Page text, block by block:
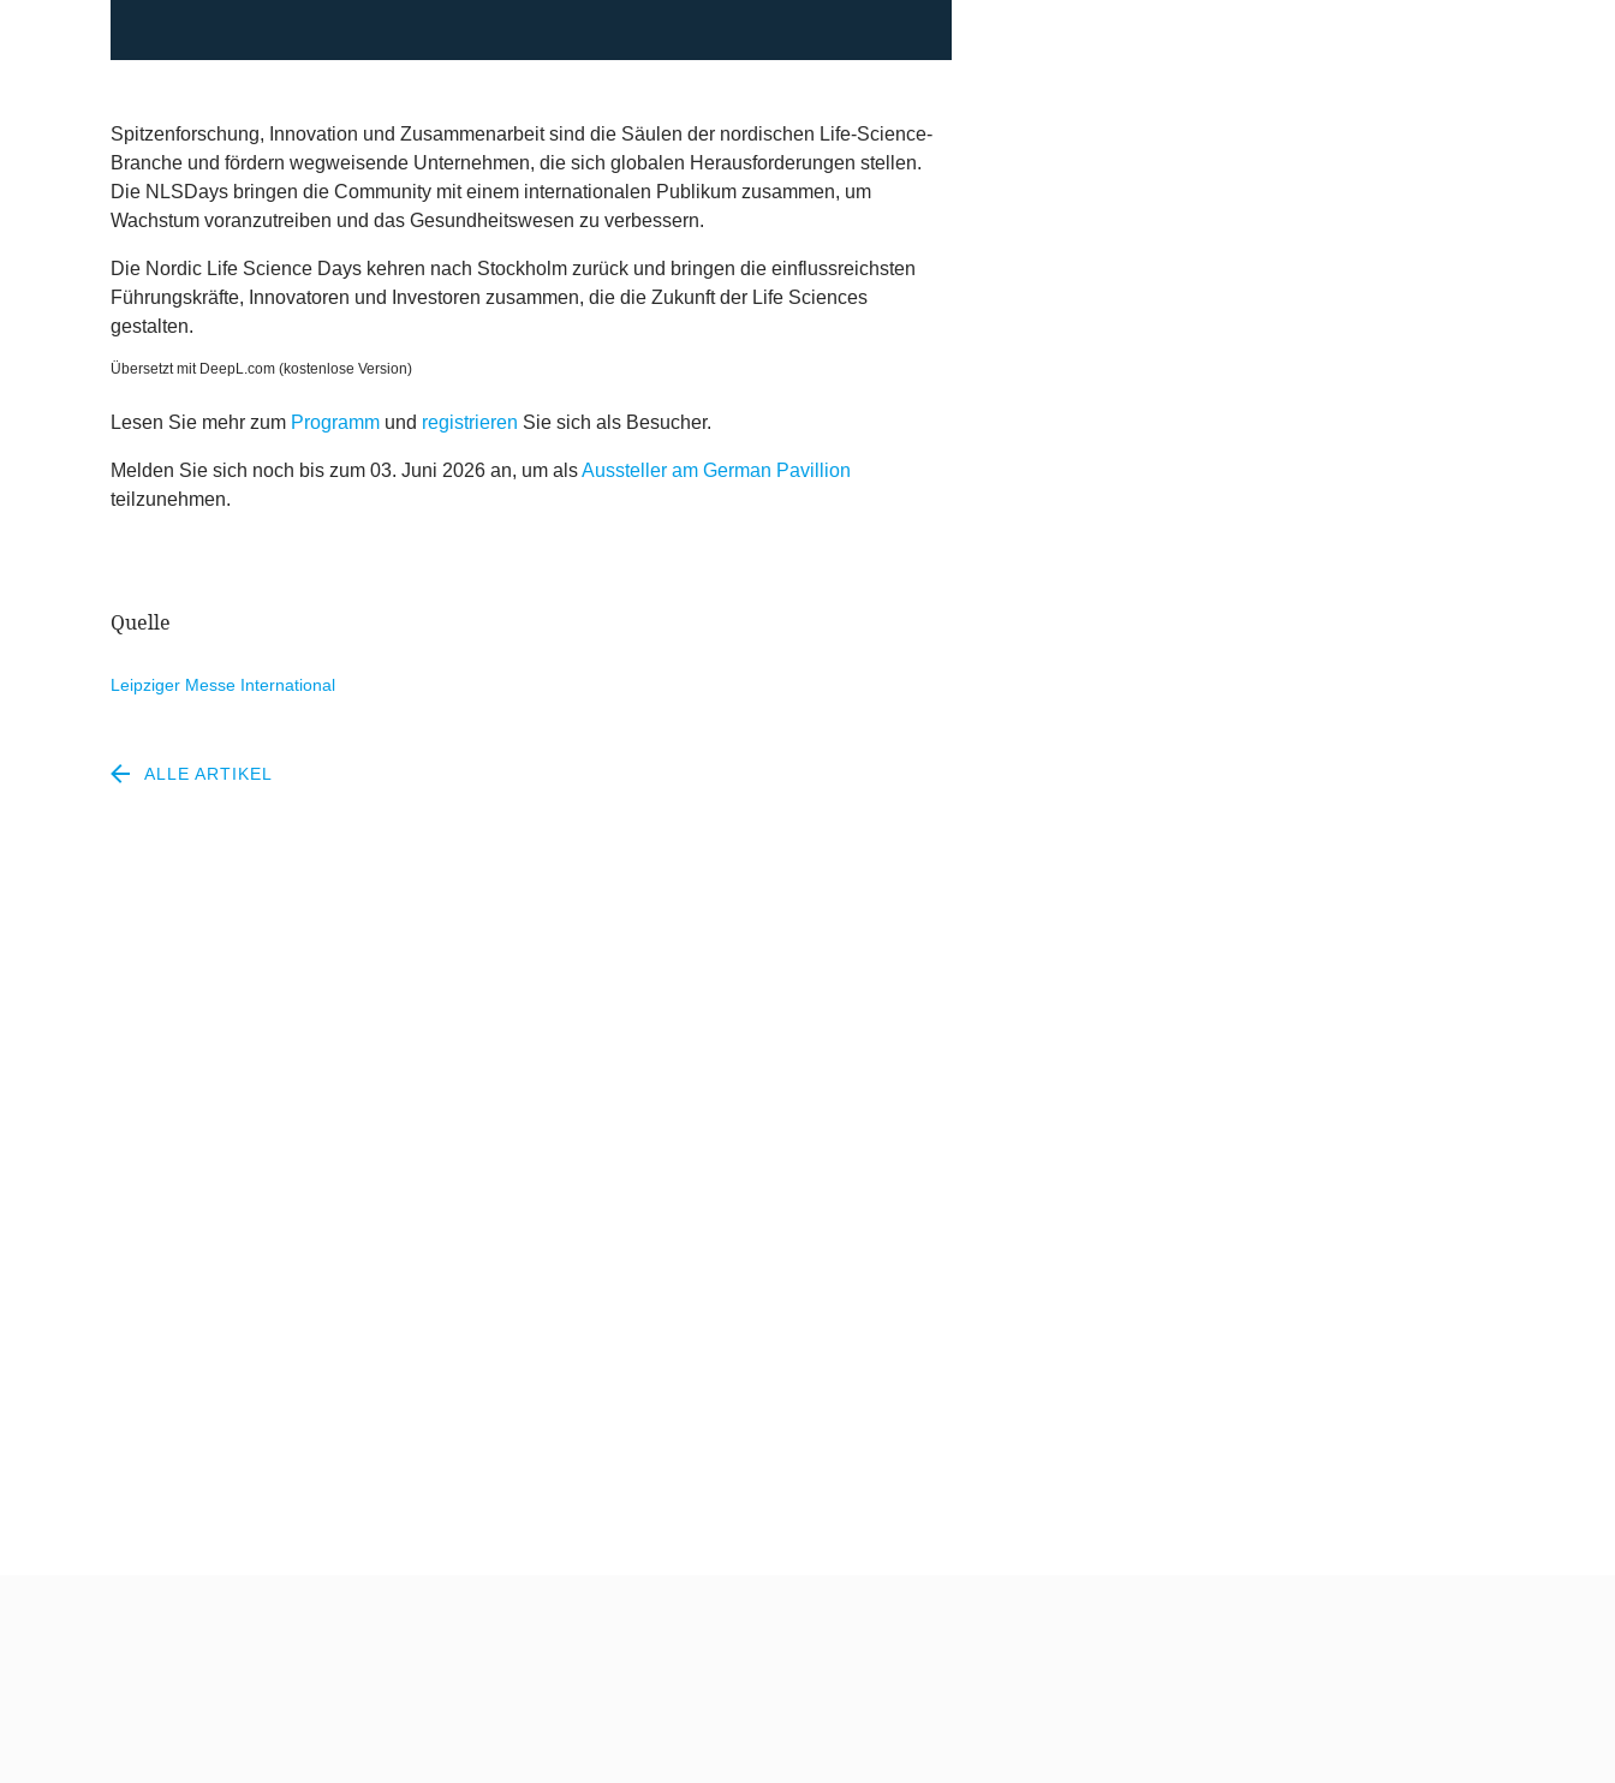
Spitzenforschung, Innovation und Zusammenarbeit sind die Säulen der nordischen Life-Science-
Branche und fördern wegweisende Unternehmen, die sich globalen Herausforderungen stellen.
Die NLSDays bringen die Community mit einem internationalen Publikum zusammen, um
Wachstum voranzutreiben und das Gesundheitswesen zu verbessern.
Die Nordic Life Science Days kehren nach Stockholm zurück und bringen die einflussreichsten
Führungskräfte, Innovatoren und Investoren zusammen, die die Zukunft der Life Sciences
gestalten.
Übersetzt mit DeepL​.com (kostenlose Version)
Lesen Sie mehr zum Programm und registrieren Sie sich als Besucher.
Melden Sie sich noch bis zum 03. Juni 2026 an, um alsAussteller am German Pavillion
teilzunehmen.
Quelle
Leipziger Messe International
ALLE ARTIKEL